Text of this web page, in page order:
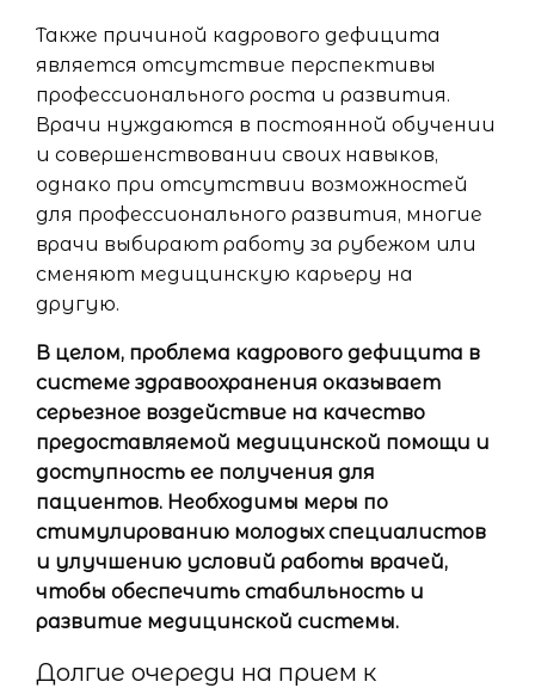
Также причиной кадрового дефицита
является отсутствие перспективы
профессионального роста и развития.
Врачи нуждаются в постоянной обучении
и совершенствовании своих навыков,
однако при отсутствии возможностей
для профессионального развития, многие
врачи выбирают работу за рубежом или
сменяют медицинскую карьеру на
другую.
В целом, проблема кадрового дефицита в
системе здравоохранения оказывает
серьезное воздействие на качество
предоставляемой медицинской помощи и
доступность ее получения для
пациентов. Необходимы меры по
стимулированию молодых специалистов
и улучшению условий работы врачей,
чтобы обеспечить стабильность и
развитие медицинской системы.
Долгие очереди на прием к